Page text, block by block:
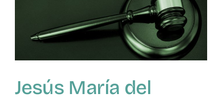
Jesús María del